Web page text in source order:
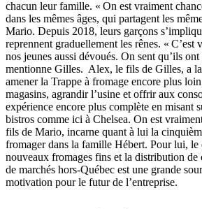
chacun leur famille. « On est vraiment
dans les mêmes âges, qui partagent les
Mario. Depuis 2018, leurs garçons
reprennent graduellement les rênes. « C’est
nos jeunes aussi dévoués. On sent qu’ils
mentionne Gilles. Alex, le fils de Gilles, a la
amener la Trappe à fromage encore plus
magasins, agrandir l’usine et offrir aux
expérience encore plus complète en misant
bistros comme ici à Chelsea. On est
fils de Mario, incarne quant à lui la
fromager dans la famille Hébert. Pour lui, le
nouveaux fromages fins et la distribution de
de marchés hors-Québec est une grande
motivation pour le futur de l’entreprise.